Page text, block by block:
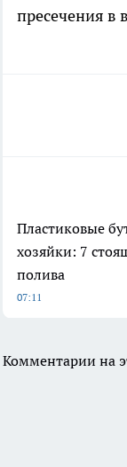
пресечения в
Пластиковые
хозяйки: 7
полива
07:11
Комментарии на